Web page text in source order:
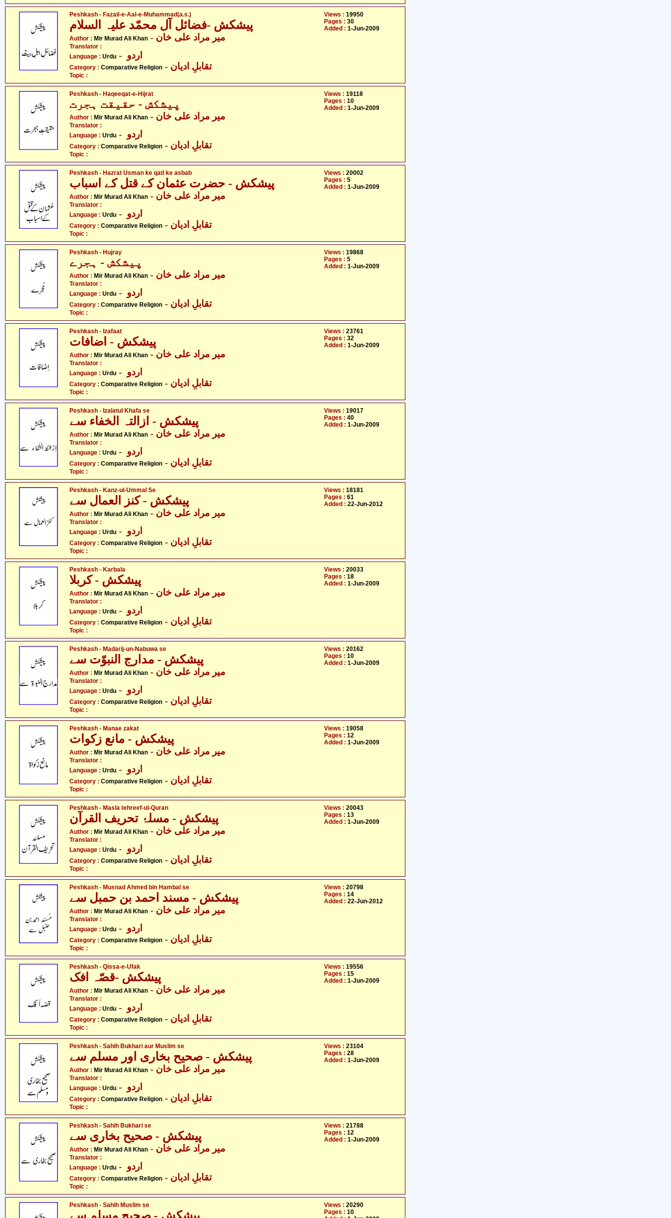
Peshkash - Fazail-e-Aal-e-Muhammad(a.s.)
پیشکش -فضائل آل محمّد علیہ السلام
Author : Mir Murad Ali Khan - میر مراد علی خان
Translator :
Language : Urdu
Category : Comparative Religion - تقابلِ ادیان
Topic :
Views : 19950
Pages : 30
Added : 1-Jun-2009
Peshkash - Haqeeqat-e-Hijrat
پیشکش - حقیقت ہجرت
Author : Mir Murad Ali Khan - میر مراد علی خان
Translator :
Language : Urdu
Category : Comparative Religion - تقابلِ ادیان
Topic :
Views : 19118
Pages : 10
Added : 1-Jun-2009
Peshkash - Hazrat Usman ke qatl ke asbab
پیشکش - حضرت عثمان کے قتل کے اسباب
Author : Mir Murad Ali Khan - میر مراد علی خان
Translator :
Language : Urdu
Category : Comparative Religion - تقابلِ ادیان
Topic :
Views : 20002
Pages : 5
Added : 1-Jun-2009
Peshkash - Hujray
پیشکش - ہجرے
Author : Mir Murad Ali Khan - میر مراد علی خان
Translator :
Language : Urdu
Category : Comparative Religion - تقابلِ ادیان
Topic :
Views : 19868
Pages : 5
Added : 1-Jun-2009
Peshkash - Izafaat
پیشکش - اضافات
Author : Mir Murad Ali Khan - میر مراد علی خان
Translator :
Language : Urdu
Category : Comparative Religion - تقابلِ ادیان
Topic :
Views : 23761
Pages : 32
Added : 1-Jun-2009
Peshkash - Izalatul Khafa se
پیشکش - ازالتہ الخفاء سے
Author : Mir Murad Ali Khan - میر مراد علی خان
Translator :
Language : Urdu
Category : Comparative Religion - تقابلِ ادیان
Topic :
Views : 19017
Pages : 40
Added : 1-Jun-2009
Peshkash - Kanz-ul-Ummal Se
پیشکش - کنز العمال سے
Author : Mir Murad Ali Khan - میر مراد علی خان
Translator :
Language : Urdu
Category : Comparative Religion - تقابلِ ادیان
Topic :
Views : 18181
Pages : 61
Added : 22-Jun-2012
Peshkash - Karbala
پیشکش - کربلا
Author : Mir Murad Ali Khan - میر مراد علی خان
Translator :
Language : Urdu
Category : Comparative Religion - تقابلِ ادیان
Topic :
Views : 20033
Pages : 18
Added : 1-Jun-2009
Peshkash - Madarij-un-Nabuwa se
پیشکش - مدارج النبوّت سے
Author : Mir Murad Ali Khan - میر مراد علی خان
Translator :
Language : Urdu
Category : Comparative Religion - تقابلِ ادیان
Topic :
Views : 20162
Pages : 10
Added : 1-Jun-2009
Peshkash - Manae zakat
پیشکش - مانع زکوات
Author : Mir Murad Ali Khan - میر مراد علی خان
Translator :
Language : Urdu
Category : Comparative Religion - تقابلِ ادیان
Topic :
Views : 19058
Pages : 12
Added : 1-Jun-2009
Peshkash - Masla tehreef-ul-Quran
پیشکش - مسلۂ تحریف القرآن
Author : Mir Murad Ali Khan - میر مراد علی خان
Translator :
Language : Urdu
Category : Comparative Religion - تقابلِ ادیان
Topic :
Views : 20043
Pages : 13
Added : 1-Jun-2009
Peshkash - Musnad Ahmed bin Hambal se
پیشکش - مسند احمد بن حمبل سے
Author : Mir Murad Ali Khan - میر مراد علی خان
Translator :
Language : Urdu
Category : Comparative Religion - تقابلِ ادیان
Topic :
Views : 20798
Pages : 14
Added : 22-Jun-2012
Peshkash - Qissa-e-Ufak
پیشکش -قصّہ افک
Author : Mir Murad Ali Khan - میر مراد علی خان
Translator :
Language : Urdu
Category : Comparative Religion - تقابلِ ادیان
Topic :
Views : 19556
Pages : 15
Added : 1-Jun-2009
Peshkash - Sahih Bukhari aur Muslim se
پیشکش - صحیح بخاری اور مسلم سے
Author : Mir Murad Ali Khan - میر مراد علی خان
Translator :
Language : Urdu
Category : Comparative Religion - تقابلِ ادیان
Topic :
Views : 23104
Pages : 28
Added : 1-Jun-2009
Peshkash - Sahih Bukhari se
پیشکش - صحیح بخاری سے
Author : Mir Murad Ali Khan - میر مراد علی خان
Translator :
Language : Urdu
Category : Comparative Religion - تقابلِ ادیان
Topic :
Views : 21788
Pages : 12
Added : 1-Jun-2009
Peshkash - Sahih Muslim se Views : 20290
Pages : 10